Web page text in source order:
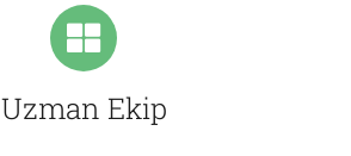
Uzman Ekip